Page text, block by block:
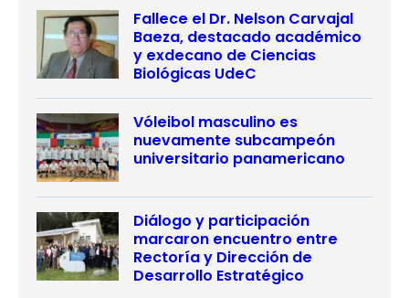
Fallece el Dr. Nelson Carvajal
Baeza, destacado académico
y exdecano de Ciencias
Biológicas UdeC
Vóleibol masculino es
nuevamente subcampeón
universitario panamericano
Diálogo y participación
marcaron encuentro entre
Rectoría y Dirección de
Desarrollo Estratégico